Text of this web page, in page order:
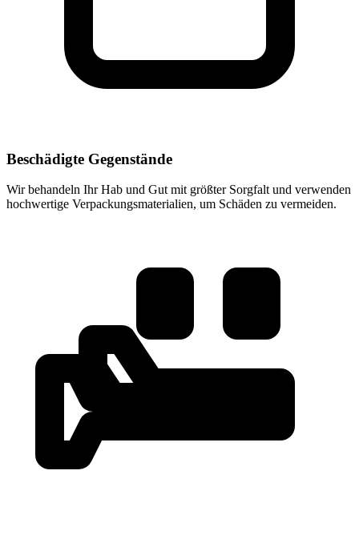
Beschädigte Gegenstände
Wir behandeln Ihr Hab und Gut mit größter Sorgfalt und verwenden
hochwertige Verpackungsmaterialien, um Schäden zu vermeiden.